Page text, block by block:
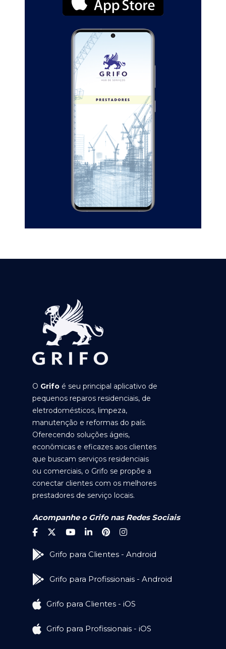
O Grifo é seu principal aplicativo de
pequenos reparos residenciais, de
eletrodomésticos, limpeza,
manutenção e reformas do país.
Oferecendo soluções ágeis,
econômicas e eficazes aos clientes
que buscam serviços residenciais
ou comerciais, o Grifo se propõe a
conectar clientes com os melhores
prestadores de serviço locais.
Acompanhe o Grifo nas Redes Sociais
Grifo para Clientes - Android
Grifo para Profissionais - Android
Grifo para Clientes - iOS
Grifo para Profissionais - iOS